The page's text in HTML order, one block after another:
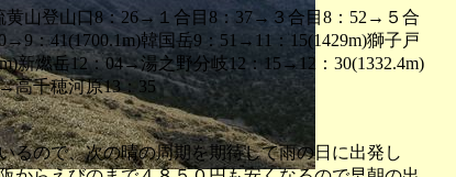
黄山登山口8：26→１合目8：37→３合目8：52→５合
：41(1700.1m)韓国岳9：51→11：15(1429m)獅子戸
新燃岳12：04→湯之野分岐12：15→12：30(1332.4m)
高千穂河原13：35
ので、次の晴の周期を期待して雨の日に出発し